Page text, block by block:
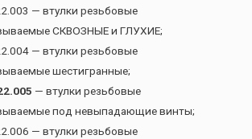
— втулки резьбовые
СКВОЗНЫЕ и ГЛУХИЕ;
— втулки резьбовые
шестигранные;
— втулки резьбовые
под невыпадающие винты;
— втулки резьбовые